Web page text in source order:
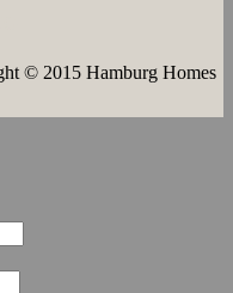
© 2015 Hamburg Homes